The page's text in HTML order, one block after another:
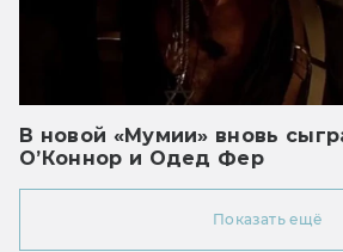
В новой «Мумии» вновь
О’Коннор и Одед Фер
Показать ещё